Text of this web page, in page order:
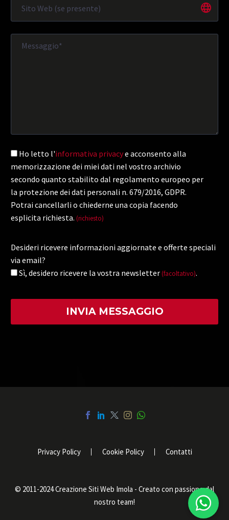
Ho letto l'informativa privacye acconsento alla
memorizzazione dei miei dati nel vostro archivio
secondo quanto stabilito dal regolamento europeo per
la protezione dei dati personali n. 679/2016, GDPR.
Potrai cancellarli o chiederne una copia facendo
esplicita richiesta. (richiesto)
Desideri ricevere informazioni aggiornate e offerte speciali
via email?
Sì, desidero ricevere la vostra newsletter (facoltativo).
Privacy Policy Cookie Policy Contatti
© 2011-2024 Creazione Siti Web Imola - Creato con passione dal
nostro team!